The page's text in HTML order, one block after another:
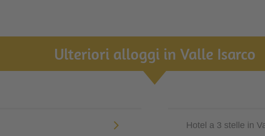
Ulteriori alloggi in Valle Isarco
Hotel a 3 stelle in